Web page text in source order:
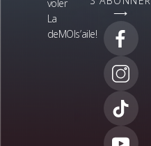
voler
La
deMOIs’aile!
⟶